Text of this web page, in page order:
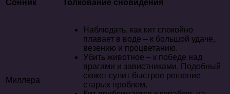
Сонник Толкование сновидения
Миллера
Наблюдать, как кит спокойно
плавает в воде – к большой удаче,
везению и процветанию.
Убить животное – к победе над
врагами и завистниками. Подобный
сюжет сулит быстрое решение
старых проблем.